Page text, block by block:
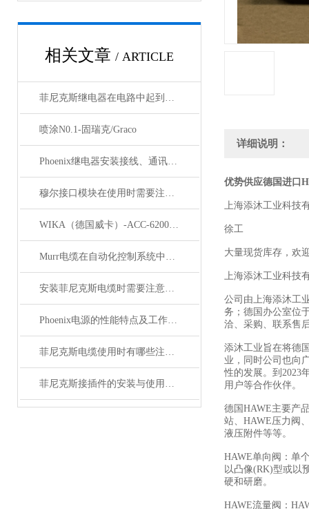
相关文章 / ARTICLE
菲尼克斯继电器在电路中起到什么作用？
喷涂N0.1-固瑞克/Graco
Phoenix继电器安装接线、通讯集成与故障诊断指南
穆尔接口模块在使用时需要注意哪些问题？
WIKA（德国威卡）-ACC-6200系列压力变送器简介
Murr电缆在自动化控制系统中的应用
安装菲尼克斯电缆时需要注意哪些事项？
Phoenix电源的性能特点及工作温度分析
菲尼克斯电缆使用时有哪些注意事项？
菲尼克斯接插件的安装与使用技巧
详细说明：
优势供应德国进口
上海添沐工业科技
徐工
大量现货库存，欢
上海添沐工业科技
公司由上海添沐工
务；德国办公室位
洽、采购、联系售
添沐工业旨在将德
业，同时公司也向
性的发展。到2023
用户等合作伙伴。
德国HAWE主要产
站、HAWE压力阀
液压附件等等。
HAWE单向阀：单
以凸像(RK)型或以
硬和研磨。
HAWE流量阀：